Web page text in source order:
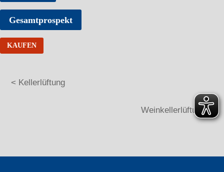
Gesamtprospekt
KAUFEN
< Kellerlüftung
Weinkellerlüftung >